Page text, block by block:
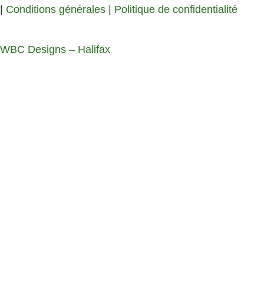
| Conditions générales | Politique de confidentialité
WBC Designs – Halifax